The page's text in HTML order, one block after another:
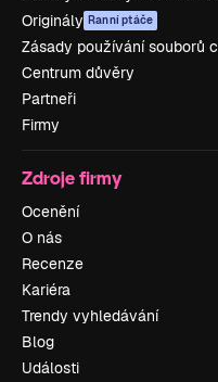
Originály Ranní ptáče
Zásady používání souborů
Centrum důvěry
Partneři
Firmy
Zdroje firmy
Ocenění
O nás
Recenze
Kariéra
Trendy vyhledávání
Blog
Události